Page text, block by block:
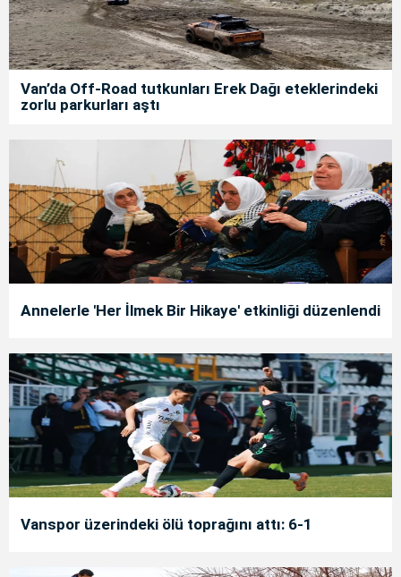
Van’da Off-Road tutkunları Erek Dağı eteklerindeki
zorlu parkurları aştı
Annelerle 'Her İlmek Bir Hikaye' etkinliği düzenlendi
Vanspor üzerindeki ölü toprağını attı: 6-1